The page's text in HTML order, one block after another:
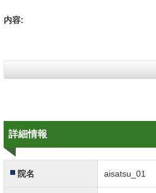
内容:
詳細情報
院名 aisatsu_01